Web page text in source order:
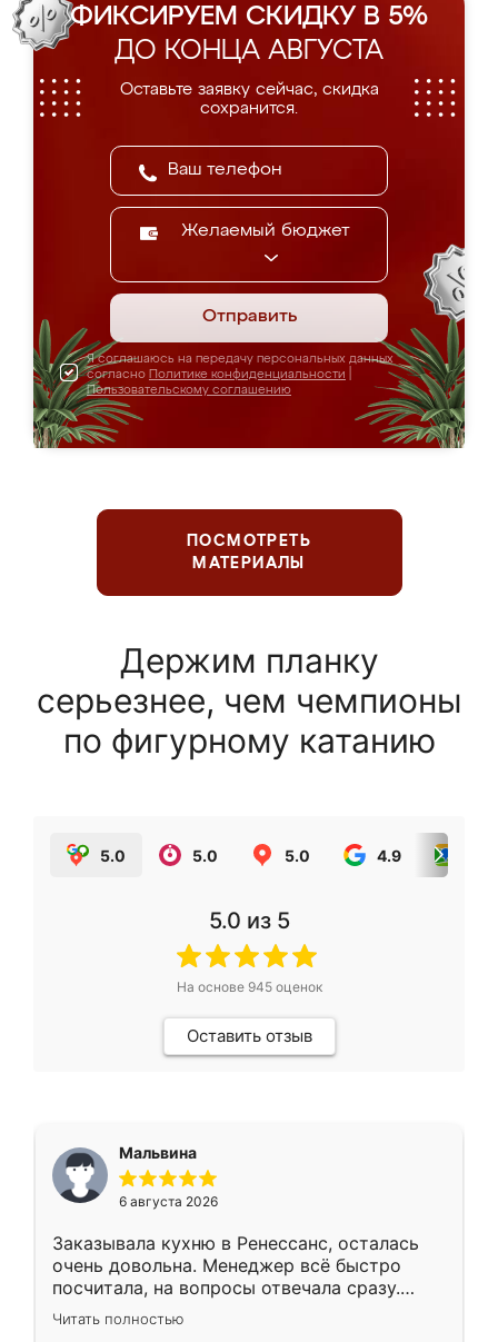
ФИКСИРУЕМ СКИДКУ В 5%
ДО КОНЦА АВГУСТА
Оставьте заявку сейчас, скидка
сохранится.
Желаемый бюджет
Отправить
Я соглашаюсь на передачу персональных данных
согласно Политике конфиденциальности
Пользовательскому соглашению
ПОСМОТРЕТЬ
МАТЕРИАЛЫ
Держим планку
серьезнее, чем чемпионы
по фигурному катанию
5.0 5.0 5.0 4.9
5.0 из 5
На основе 945оценок
Оставить отзыв
Мальвина
6 августа 2026
Заказывала кухню в Ренессанс, осталась
очень довольна. Менеджер всё быстро
посчитала, на вопросы отвечала сразу.
Замерщик приехал в субботу, подошёл к
делу со всей ответственностью. Собрали
Читать полностью